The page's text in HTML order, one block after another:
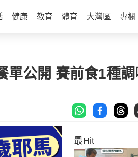
健康 教育 體育 大灣區 專欄
單公開 賽前食1種
最Hit